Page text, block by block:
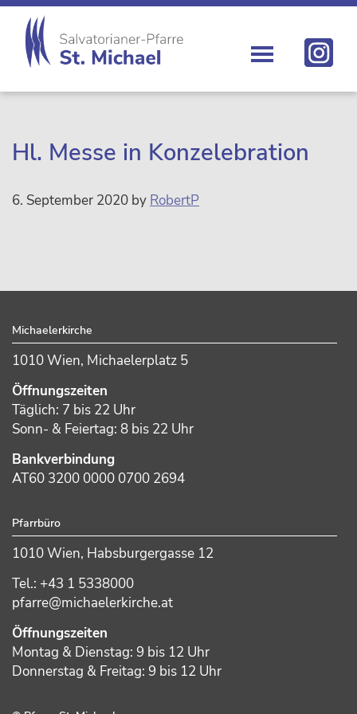
Zur
Hauptnavigation
springen
Skip
main
content
Zur
Hauptsidebar
springen
Zur
Fußzeile
springen
Michael
Michaelerkirche
Wiens
Hl. Messe in Konzelebration
6. September 2020 by RobertP
Michaelerkirche
1010 Wien, Michaelerplatz 5
Öffnungszeiten
Täglich: 7 bis 22 Uhr
Sonn- & Feiertag: 8 bis 22 Uhr
Bankverbindung
AT60 3200 0000 0700 2694
Pfarrbüro
1010 Wien, Habsburgergasse 12
Tel.: +43 1 5338000
pfarre@michaelerkirche.at
Öffnungszeiten
Montag & Dienstag: 9 bis 12 Uhr
Donnerstag & Freitag: 9 bis 12 Uhr